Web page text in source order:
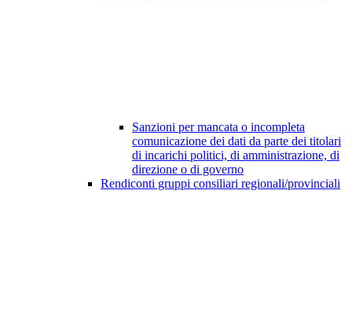
Sanzioni per mancata o incompleta
comunicazione dei dati da parte dei titolari
di incarichi politici, di amministrazione, di
direzione o di governo
Rendiconti gruppi consiliari regionali/provinciali